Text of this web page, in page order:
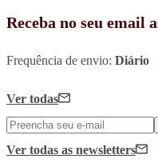
Receba no seu email
Frequência de envio: Diário
Ver todas
Ver todas as newsletters